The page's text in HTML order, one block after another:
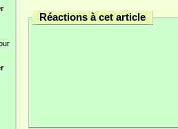
Réactions à cet article